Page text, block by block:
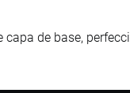
de base,